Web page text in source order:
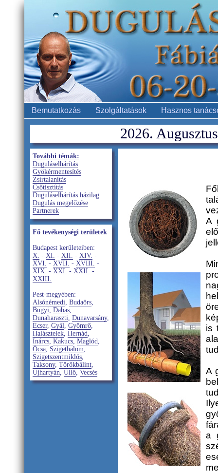
Bemutatkozás Szolgáltatások Hasznos
2026.
További témák:
Duguláselhárítás
Gyökérmentesítés
Zsírtalanítás
Csőtisztítás
Duguláselhárítás házilag
Dugulás megelőzése
Partnerek
Fő tevékenységi területek
Budapest kerületeiben:
X. - XI. - XII. - XIV. -
XVI. - XVII. - XVIII. -
XIX. - XXI. - XXII. -
XXIII.
Pest-megyében:
Alsónémedi, Budaörs,
Bugyi, Dabas,
Dunaharaszti, Dunavarsány,
Ecser, Gyál, Gyömrő,
Halásztelek, Hernád,
Inárcs, Kakucs, Maglód,
Ócsa, Szigethalom,
Szigetszentmiklós,
Taksony, Törökbálint,
Újhartyán, Üllő, Vecsés
A
is
A
a